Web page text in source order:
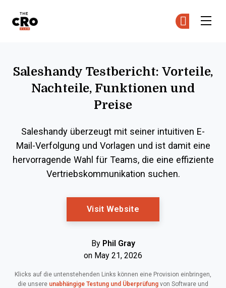
Saleshandy Testbericht: Vorteile,
Nachteile, Funktionen und
Preise
Saleshandy überzeugt mit seiner intuitiven E-
Mail-Verfolgung und Vorlagen und ist damit eine
hervorragende Wahl für Teams, die eine effiziente
Vertriebs­kommunikation suchen.
Visit Website
By Phil Gray
on May 21, 2026
Klicks auf die untenstehenden Links können eine Provision einbringen,
die unsere unabhängige Testung und Überprüfung von Software und